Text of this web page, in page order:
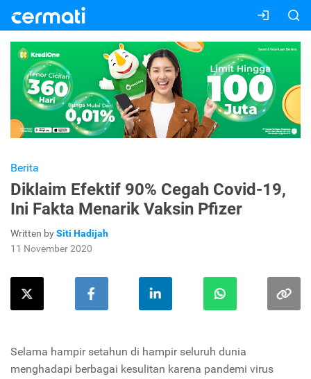
Berita
Diklaim Efektif 90% Cegah Covid-19,
Ini Fakta Menarik Vaksin Pfizer
Written bySiti Hadijah
11 November 2020
Selama hampir setahun di hampir seluruh dunia
menghadapi berbagai kesulitan karena pandemi virus